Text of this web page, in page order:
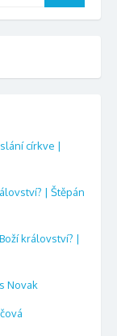
církve |
| Štěpán
království? |
Novak